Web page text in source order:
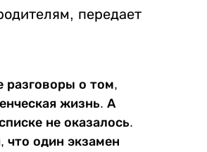
передает
разговоры о том,
жизнь. А
не оказалось.
один экзамен